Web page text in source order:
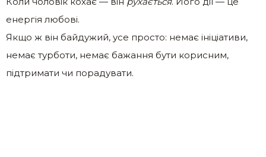
енергія любові.
Якщо ж він байдужий, усе просто: немає ініціативи,
немає турботи, немає бажання бути корисним,
підтримати чи порадувати.